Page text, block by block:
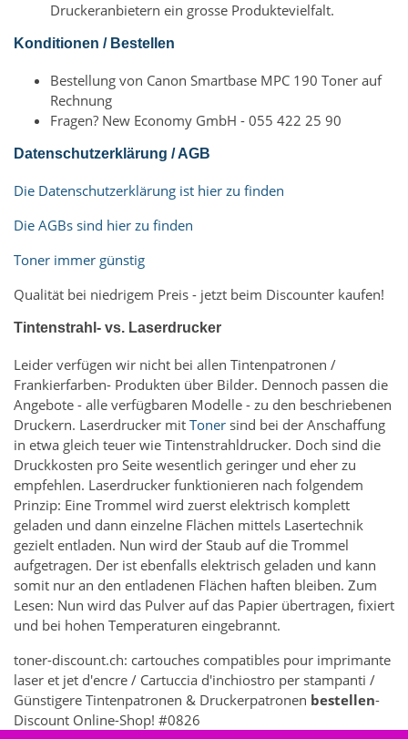
Druckeranbietern ein grosse Produktevielfalt.
Konditionen / Bestellen
Bestellung von Canon Smartbase MPC 190 Toner auf
Rechnung
Fragen? New Economy GmbH - 055 422 25 90
Datenschutzerklärung / AGB
Die Datenschutzerklärung ist hier zu finden
Die AGBs sind hier zu finden
Toner immer günstig
Qualität bei niedrigem Preis - jetzt beim Discounter kaufen!
Tintenstrahl- vs. Laserdrucker
Leider verfügen wir nicht bei allen Tintenpatronen /
Frankierfarben- Produkten über Bilder. Dennoch passen die
Angebote - alle verfügbaren Modelle - zu den beschriebenen
Druckern. Laserdrucker mit Toner sind bei der Anschaffung
in etwa gleich teuer wie Tintenstrahldrucker. Doch sind die
Druckkosten pro Seite wesentlich geringer und eher zu
empfehlen. Laserdrucker funktionieren nach folgendem
Prinzip: Eine Trommel wird zuerst elektrisch komplett
geladen und dann einzelne Flächen mittels Lasertechnik
gezielt entladen. Nun wird der Staub auf die Trommel
aufgetragen. Der ist ebenfalls elektrisch geladen und kann
somit nur an den entladenen Flächen haften bleiben. Zum
Lesen: Nun wird das Pulver auf das Papier übertragen, fixiert
und bei hohen Temperaturen eingebrannt.
toner-discount.ch: cartouches compatibles pour imprimante
laser et jet d'encre / Cartuccia d'inchiostro per stampanti /
Günstigere Tintenpatronen & Druckerpatronen bestellen-
Discount Online-Shop! #0826